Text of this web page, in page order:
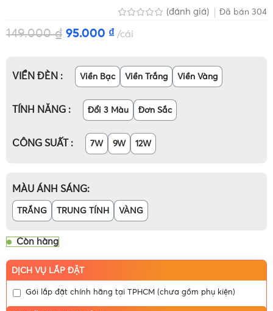
(đánh giá) Đã bán 304
149.000₫ 95.000 ₫ cái
VIỀN ĐÈN Viền Bạc Viền Trắng Viền Vàng
TÍNH NĂNG Đổi 3 Màu Đơn Sắc
CÔNG SUẤT 7W 9W 12W
MÀU ÁNH SÁNG
TRẮNG TRUNG TÍNH VÀNG
Còn hàng
DỊCH VỤ LẮP ĐẶT
Gói lắp đặt chính hãng tại TPHCM (chưa gồm phụ kiện)